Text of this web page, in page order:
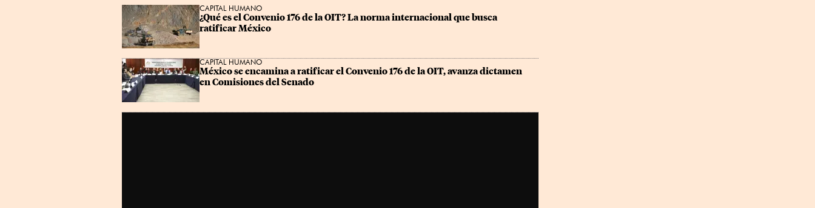
CAPITAL HUMANO
¿Qué es el Convenio 176 de la OIT? La norma internacional que busca
ratificar México
CAPITAL HUMANO
México se encamina a ratificar el Convenio 176 de la OIT, avanza dictamen
en Comisiones del Senado